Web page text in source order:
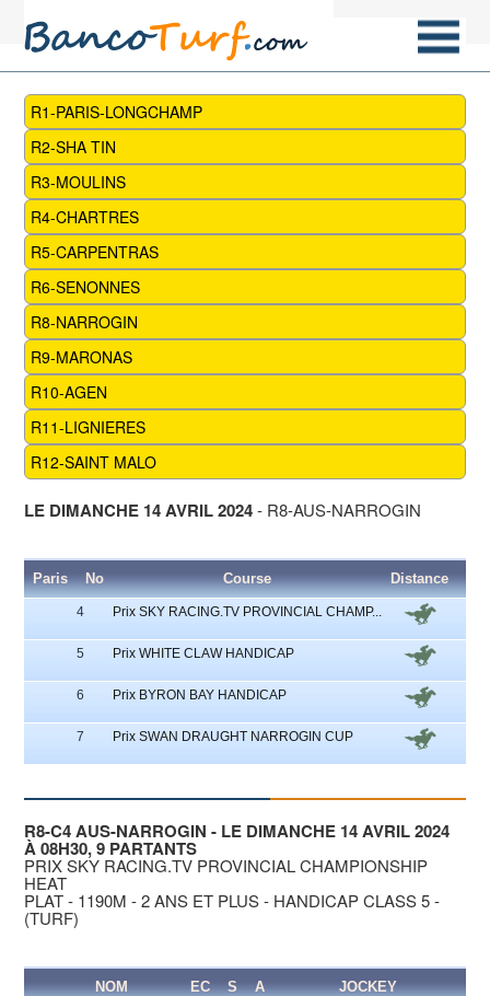
R1-PARIS-LONGCHAMP
R2-SHA TIN
R3-MOULINS
R4-CHARTRES
R5-CARPENTRAS
R6-SENONNES
R8-NARROGIN
R9-MARONAS
R10-AGEN
R11-LIGNIERES
R12-SAINT MALO
LE DIMANCHE 14 AVRIL 2024- R8-AUS-NARROGIN
Paris No Course Distance
4 Prix SKY RACING.TV PROVINCIAL CHAMP...
5 Prix WHITE CLAW HANDICAP
6 Prix BYRON BAY HANDICAP
7 Prix SWAN DRAUGHT NARROGIN CUP
R8-C4 AUS-NARROGIN - LE DIMANCHE 14 AVRIL 2024
À 08H30, 9 PARTANTS
PRIX SKY RACING.TV PROVINCIAL CHAMPIONSHIP
HEAT
PLAT - 1190M - 2 ANS ET PLUS - HANDICAP CLASS 5 -
(TURF)
NOM EC S A JOCKEY